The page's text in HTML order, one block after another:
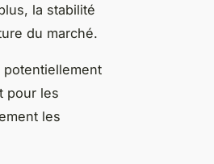
la stabilité
du marché.
potentiellement
pour les
les